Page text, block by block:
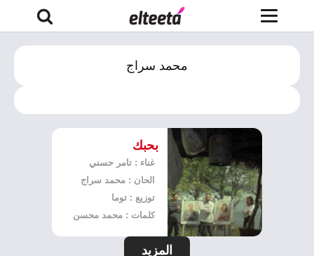
محمد سراج
بحبك
غناء : تامر حسني
الحان : محمد سراج
توزيع : توما
كلمات : محمد محسن
المزيد